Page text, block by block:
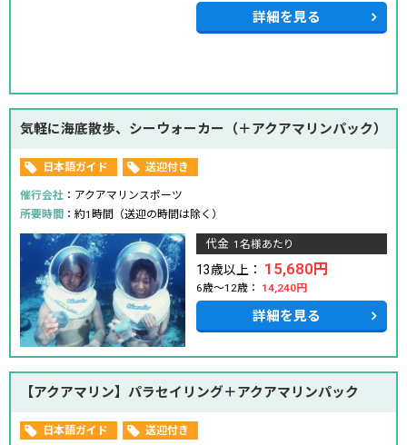
詳細を見る
気軽に海底散歩、シーウォーカー（＋アクアマリンパック）
日本語ガイド 送迎付き
催行会社 ：アクアマリンスポーツ
所要時間 ：約1時間（送迎の時間は除く）
代金 1名様あたり
13歳以上： 15,680円
6歳～12歳： 14,240円
詳細を見る
【アクアマリン】パラセイリング＋アクアマリンパック
日本語ガイド 送迎付き